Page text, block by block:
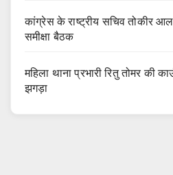
कांग्रेस के राष्ट्रीय सचिव तोकीर
समीक्षा बैठक
महिला थाना प्रभारी रितु तोमर की
झगड़ा